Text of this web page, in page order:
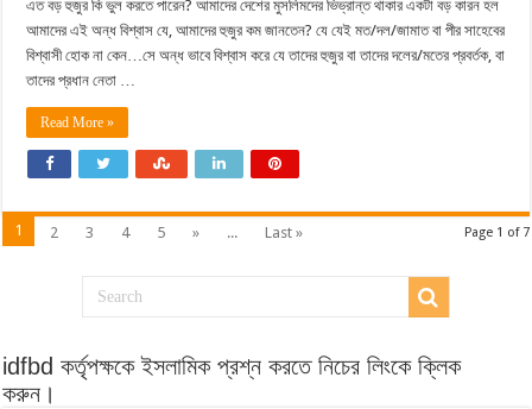
এত বড় হুজুর কি ভুল করতে পারেন? আমাদের দেশের মুসলিমদের ভিভ্রান্ত থাকার একটা বড় কারন হল
আমাদের এই অন্ধ বিশ্বাস যে, আমাদের হুজুর কম জানতেন? যে যেই মত/দল/জামাত বা পীর সাহেবের
বিশ্বাসী হোক না কেন…সে অন্ধ ভাবে বিশ্বাস করে যে তাদের হুজুর বা তাদের দলের/মতের প্রবর্তক, বা
তাদের প্রধান নেতা …
Read More »
Page 1 of 7
1 2 3 4 5 » ... Last »
idfbd কর্তৃপক্ষকে ইসলামিক প্রশ্ন করতে নিচের লিংকে ক্লিক
করুন।